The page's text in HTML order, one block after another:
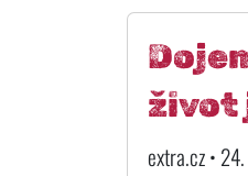
život
extra.cz •